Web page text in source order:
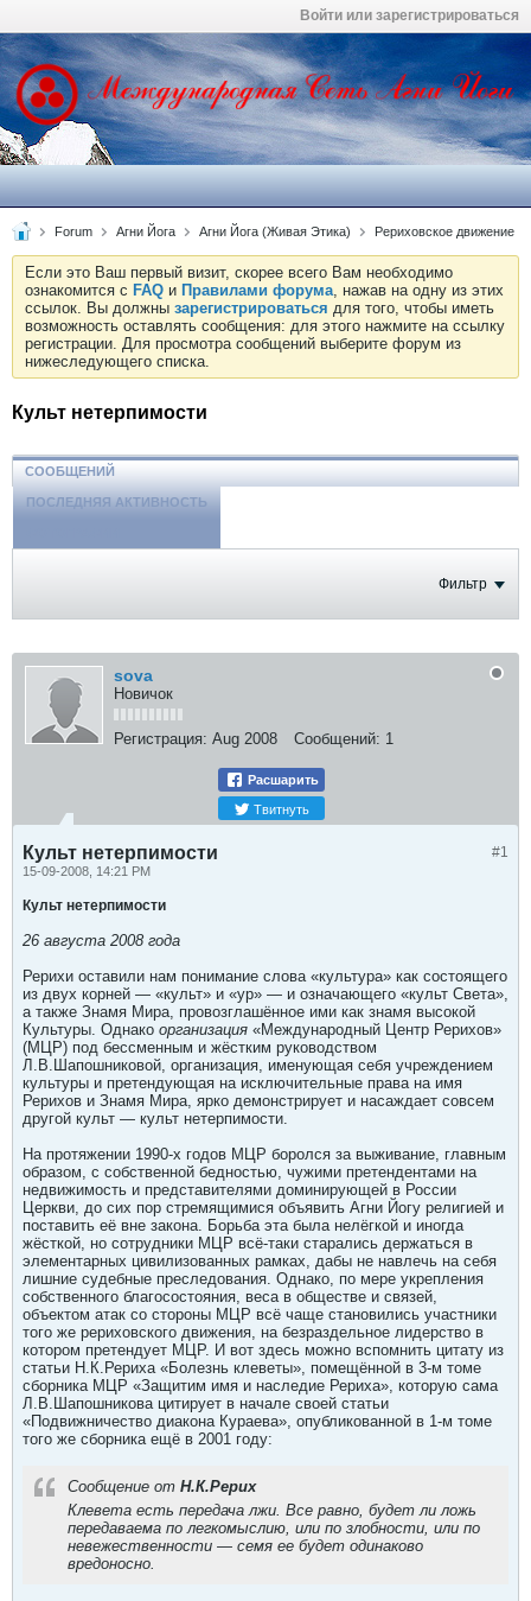
Войти или зарегистрироваться
Forum Агни Йога Агни Йога (Живая Этика) Рериховское движение
Если это Ваш первый визит, скорее всего Вам необходимо
ознакомится с FAQ и Правилами форума, нажав на одну из этих
ссылок. Вы должны зарегистрироваться для того, чтобы иметь
возможность оставлять сообщения: для этого нажмите на ссылку
регистрации. Для просмотра сообщений выберите форум из
нижеследующего списка.
Культ нетерпимости
СООБЩЕНИЙ
ПОСЛЕДНЯЯ АКТИВНОСТЬ
Фильтр
sova
Новичок
Регистрация: Aug 2008 Сообщений: 1
Расшарить
Твитнуть
#1
Культ нетерпимости
15-09-2008, 14:21 PM
Культ нетерпимости
26 августа 2008 года
Рерихи оставили нам понимание слова «культура» как состоящего
из двух корней — «культ» и «ур» — и означающего «культ Света»,
а также Знамя Мира, провозглашённое ими как знамя высокой
Культуры. Однако организация «Международный Центр Рерихов»
(МЦР) под бессменным и жёстким руководством
Л.В.Шапошниковой, организация, именующая себя учреждением
культуры и претендующая на исключительные права на имя
Рерихов и Знамя Мира, ярко демонстрирует и насаждает совсем
другой культ — культ нетерпимости.
На протяжении 1990-х годов МЦР боролся за выживание, главным
образом, с собственной бедностью, чужими претендентами на
недвижимость и представителями доминирующей в России
Церкви, до сих пор стремящимися объявить Агни Йогу религией и
поставить её вне закона. Борьба эта была нелёгкой и иногда
жёсткой, но сотрудники МЦР всё-таки старались держаться в
элементарных цивилизованных рамках, дабы не навлечь на себя
лишние судебные преследования. Однако, по мере укрепления
собственного благосостояния, веса в обществе и связей,
объектом атак со стороны МЦР всё чаще становились участники
того же рериховского движения, на безраздельное лидерство в
котором претендует МЦР. И вот здесь можно вспомнить цитату из
статьи Н.К.Рериха «Болезнь клеветы», помещённой в 3-м томе
сборника МЦР «Защитим имя и наследие Рериха», которую сама
Л.В.Шапошникова цитирует в начале своей статьи
«Подвижничество диакона Кураева», опубликованной в 1-м томе
того же сборника ещё в 2001 году:
Сообщение от Н.К.Рерих
Клевета есть передача лжи. Все равно, будет ли ложь
передаваема по легкомыслию, или по злобности, или по
невежественности — семя ее будет одинаково
вредоносно.